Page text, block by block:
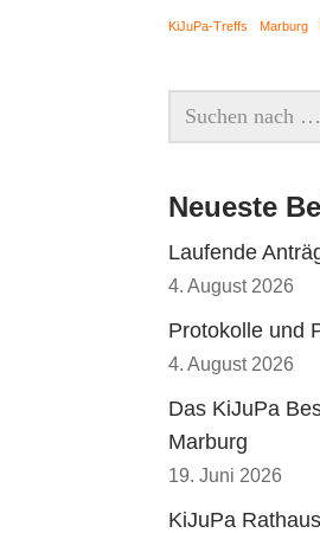
KiJuPa-Treffs Marburg
Neueste
Laufende
4. August 2026
Protokolle und
4. August 2026
Das KiJuPa
Marburg
19. Juni 2026
KiJuPa